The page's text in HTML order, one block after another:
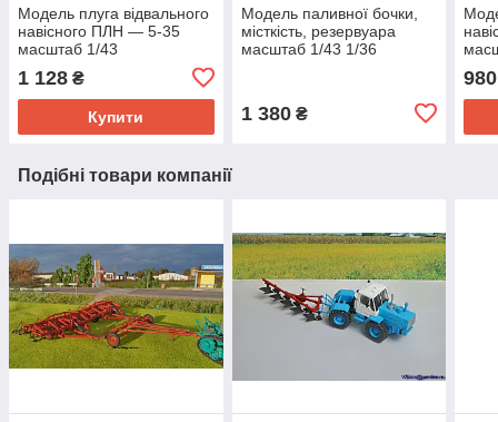
Модель плуга відвального
навісного ПЛН — 5-35
масштаб 1/43
1 128 ₴
Купити
Модель паливної бочки,
місткість, резервуара
масштаб 1/43 1/36
1 380₴
980
Подібні товари компанії